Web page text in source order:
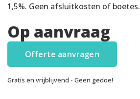
1,5%. Geen afsluitkosten of boetes.
Op aanvraag
Offerte aanvragen
Gratis en vrijblijvend - Geen gedoe!